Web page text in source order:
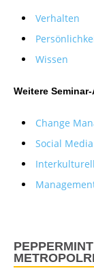
Verhalten
Wissen
Weitere
Change
Social